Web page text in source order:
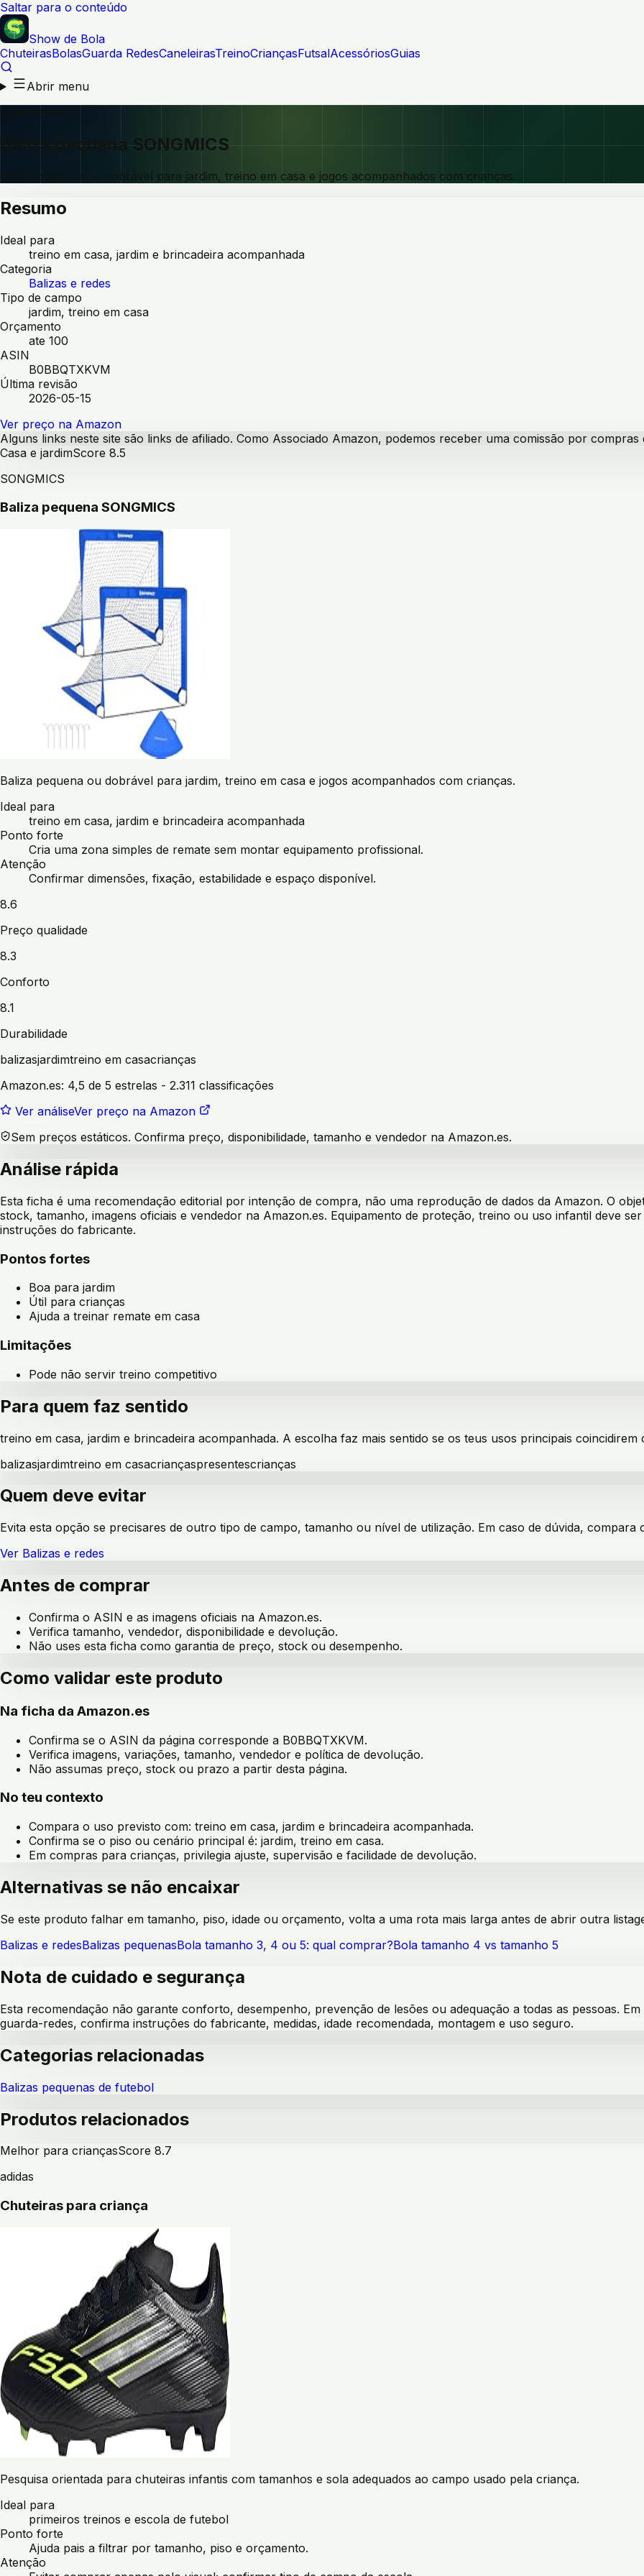
Saltar para o conteúdo
Show de Bola
ChuteirasBolasGuarda RedesCaneleirasTreinoCriançasFutsalAcessóriosGuias
Abrir menu
Baliza pequena SONGMICS
Baliza pequena ou dobrável para jardim, treino em casa e jogos acompanhados com crianças.
Resumo
Ideal para
treino em casa, jardim e brincadeira acompanhada
Categoria
Balizas e redes
Tipo de campo
jardim, treino em casa
Orçamento
ate 100
ASIN
B0BBQTXKVM
Última revisão
2026-05-15
Ver preço na Amazon
Alguns links neste site são links de afiliado. Como Associado Amazon, podemos receber uma comissão por
Casa e jardimScore 8.5
SONGMICS
Baliza pequena SONGMICS
Baliza pequena ou dobrável para jardim, treino em casa e jogos acompanhados com crianças.
Ideal para
treino em casa, jardim e brincadeira acompanhada
Ponto forte
Cria uma zona simples de remate sem montar equipamento profissional.
Atenção
Confirmar dimensões, fixação, estabilidade e espaço disponível.
8.6
Preço qualidade
8.3
Conforto
8.1
Durabilidade
balizasjardimtreino em casacrianças
Amazon.es: 4,5 de 5 estrelas - 2.311 classificações
Ver análiseVer preço na Amazon
Sem preços estáticos. Confirma preço, disponibilidade, tamanho e vendedor na Amazon.es.
Análise rápida
Esta ficha é uma recomendação editorial por intenção de compra, não uma reprodução de dados da Amazon. O
stock, tamanho, imagens oficiais e vendedor na Amazon.es. Equipamento de proteção, treino ou uso infantil deve
instruções do fabricante.
Pontos fortes
Boa para jardim
Útil para crianças
Ajuda a treinar remate em casa
Limitações
Pode não servir treino competitivo
Para quem faz sentido
treino em casa, jardim e brincadeira acompanhada. A escolha faz mais sentido se os teus usos principais coincidirem
balizasjardimtreino em casacriançaspresentescrianças
Quem deve evitar
Evita esta opção se precisares de outro tipo de campo, tamanho ou nível de utilização. Em caso de dúvida,
Ver Balizas e redes
Antes de comprar
Confirma o ASIN e as imagens oficiais na Amazon.es.
Verifica tamanho, vendedor, disponibilidade e devolução.
Não uses esta ficha como garantia de preço, stock ou desempenho.
Como validar este produto
Na ficha da Amazon.es
Confirma se o ASIN da página corresponde a B0BBQTXKVM.
Verifica imagens, variações, tamanho, vendedor e política de devolução.
Não assumas preço, stock ou prazo a partir desta página.
No teu contexto
Compara o uso previsto com: treino em casa, jardim e brincadeira acompanhada.
Confirma se o piso ou cenário principal é: jardim, treino em casa.
Em compras para crianças, privilegia ajuste, supervisão e facilidade de devolução.
Alternativas se não encaixar
Se este produto falhar em tamanho, piso, idade ou orçamento, volta a uma rota mais larga antes de abrir outra
Balizas e redesBalizas pequenasBola tamanho 3, 4 ou 5: qual comprar?Bola tamanho 4 vs tamanho 5
Nota de cuidado e segurança
Esta recomendação não garante conforto, desempenho, prevenção de lesões ou adequação a todas as pessoas.
guarda-redes, confirma instruções do fabricante, medidas, idade recomendada, montagem e uso seguro.
Categorias relacionadas
Balizas pequenas de futebol
Produtos relacionados
Melhor para criançasScore 8.7
adidas
Chuteiras para criança
Pesquisa orientada para chuteiras infantis com tamanhos e sola adequados ao campo usado pela criança.
Ideal para
primeiros treinos e escola de futebol
Ponto forte
Ajuda pais a filtrar por tamanho, piso e orçamento.
Atenção